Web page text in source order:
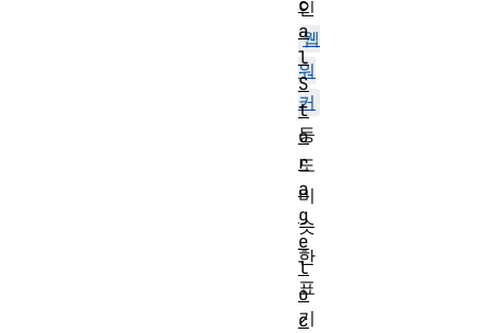
인
웹
워
커
등
도
비
슷
한
표
기
a
l
S
t
o
r
a
g
e
l
o
c